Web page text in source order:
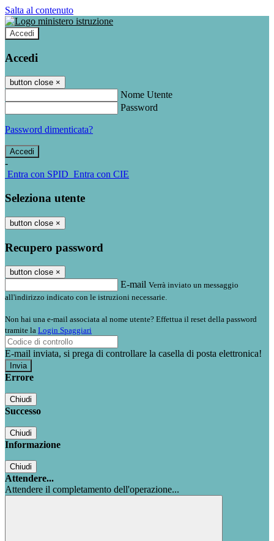
Salta al contenuto
Accedi
Accedi
button close ×
Nome Utente
Password
Password dimenticata?
-
Entra con SPID Entra con CIE
Seleziona utente
button close ×
Recupero password
button close ×
E-mail Verrà inviato un messaggio
all'indirizzo indicato con le istruzioni necessarie.
Non hai una e-mail associata al nome utente? Effettua il reset della password
tramite la Login Spaggiari
E-mail inviata, si prega di controllare la casella di posta elettronica!
Errore
Chiudi
Successo
Chiudi
Informazione
Chiudi
Attendere...
Attendere il completamento dell'operazione...